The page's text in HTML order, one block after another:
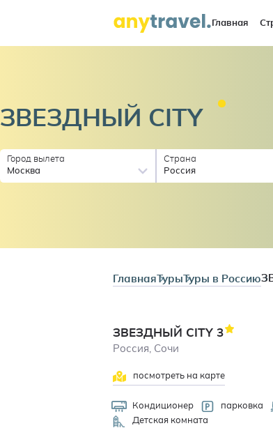
Главная
ЗВЕЗДНЫЙ CITY
Город вылета
Москва
Страна
Россия
ГлавнаяТурыТуры в Россию
ЗВЕЗДНЫЙ CITY3
Россия, Сочи
посмотреть на карте
Кондиционер парковка
Детская комната